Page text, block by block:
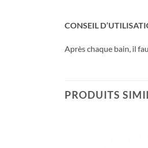
CONSEIL
Après chaque bain, il
PRODUITS